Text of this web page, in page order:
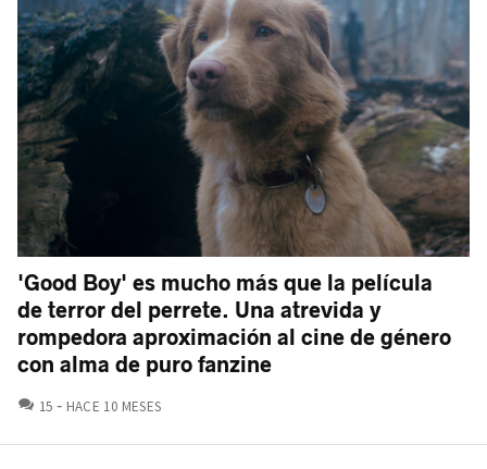
'Good Boy' es mucho más que la película
de terror del perrete. Una atrevida y
rompedora aproximación al cine de género
con alma de puro fanzine
15 COMENTARIOS
HACE 10 MESES